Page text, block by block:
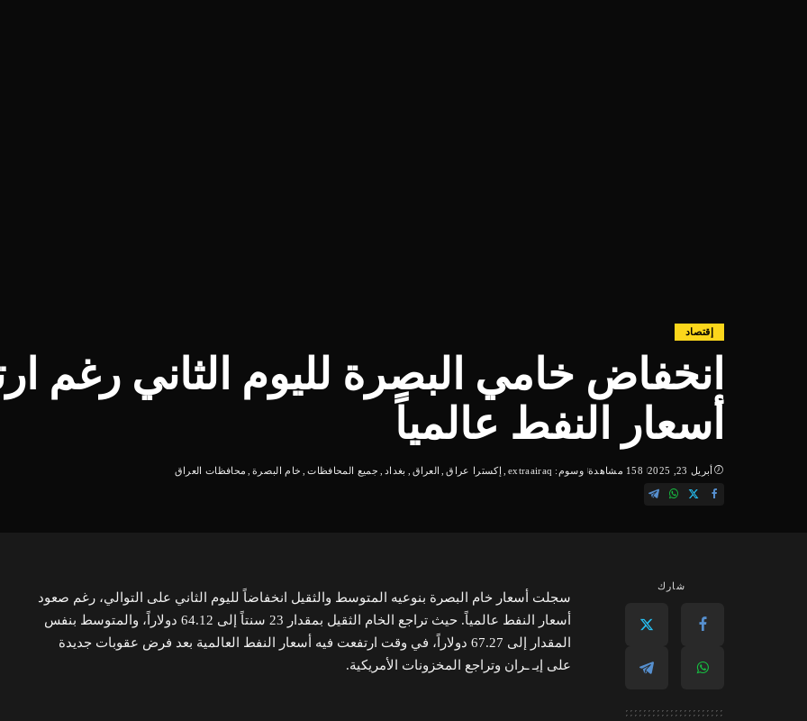
إقتصاد
انخفاض خامي البصرة لليوم الثاني رغم
أسعار النفط عالمياً
أبريل 23, 2025 158 مشاهدة وسوم: extraairaq إكسترا عراق العراق بغداد جميع المحافظات خام البصرة محافظات العراق
شارك
سجلت أسعار خام البصرة بنوعيه المتوسط والثقيل انخفاضاً لليوم الثاني على التوالي، رغم صعود
أسعار النفط عالمياً. حيث تراجع الخام الثقيل بمقدار 23 سنتاً إلى 64.12 دولاراً، والمتوسط بنفس
المقدار إلى 67.27 دولاراً، في وقت ارتفعت فيه أسعار النفط العالمية بعد فرض عقوبات جديدة
على إيـ ـران وتراجع المخزونات الأمريكية.